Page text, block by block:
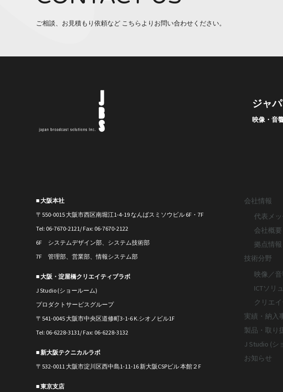
ご相談、お見積もり依頼など こちらよりお問い合わせください。
ジャ
映像・音
■ 大阪本社
〒550-0015 大阪市西区南堀江1-4-19 なんばスミソウビル 6F・7F
Tel: 06-7670-2121/ Fax: 06-7670-2122
6F システムデザイン部、システム技術部
7F 管理部、営業部、情報システム部
■ 大阪・淀屋橋クリエイティブラボ
J Studio (ショールーム)
プロダクトサービスグループ
〒541-0045 大阪市中央区道修町3-1-6 K.シオノビル1F
Tel: 06-6228-3131/ Fax: 06-6228-3132
■ 新大阪テクニカルラボ
〒 532-0011 大阪市淀川区西中島1-11-16新大阪CSPビル 本館２F
■ 東京支店
会社情報
代表メ
会社概
拠点情報
技術分野
映像／
ICTソリ
クリエ
実績・納入
製品・取り
J Studio (シ
お知らせ